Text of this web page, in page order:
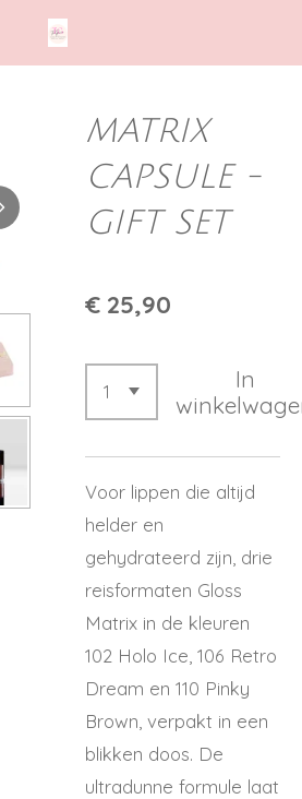
MATRIX
CAPSULE -
GIFT SET
€ 25,90
In
Voor lippen die altijd
helder en
gehydrateerd zijn, drie
reisformaten Gloss
Matrix in de kleuren
102 Holo Ice, 106 Retro
Dream en 110 Pinky
Brown, verpakt in een
blikken doos. De
ultradunne formule laat